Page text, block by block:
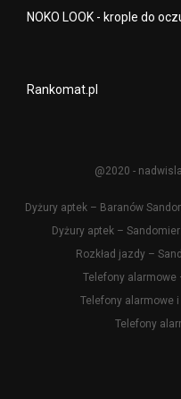
NOKO LOOK - krople do
Rankomat.pl
@2020 -
Dyżury aptek – Baranów
Dyżury aptek –
Rozkład jazdy –
Telefony alarmowe
Telefony alarmowe
Telefony